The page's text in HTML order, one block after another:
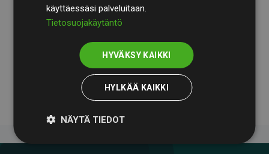
Heidän tarkastuksensa osoittavat, että investoinnit
ilmastohankkeisiin kompensoivat keskimäärin
arvioiduista CO₂-päästöistä
jäsenverkkosivustoilla –
selkeä todiste toimintatapamme todellisesta
käyttäessäsi palveluitaan.
Tietosuojakäytäntö
HYVÄKSY KAIKKI
HYLKÄÄ KAIKKI
NÄYTÄ TIEDOT